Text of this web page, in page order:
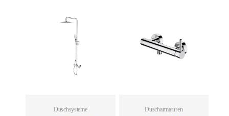
Duschsysteme
Duscharmaturen